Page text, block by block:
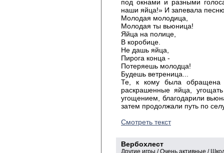
под окнами и разными
наши яйца!» И запевала
Молодая молодица,
Молодая ты вьюница!
Яйца на полице,
В коробице.
Не дашь яйца,
Пирога конца -
Потеряешь молодца!
Будешь ветреница...
Те, к кому была обращена
раскрашенные яйца,
угощением, благодарили
затем продолжали путь по
Смотреть текст
Вербохлест
Другие игры / Очень активные /